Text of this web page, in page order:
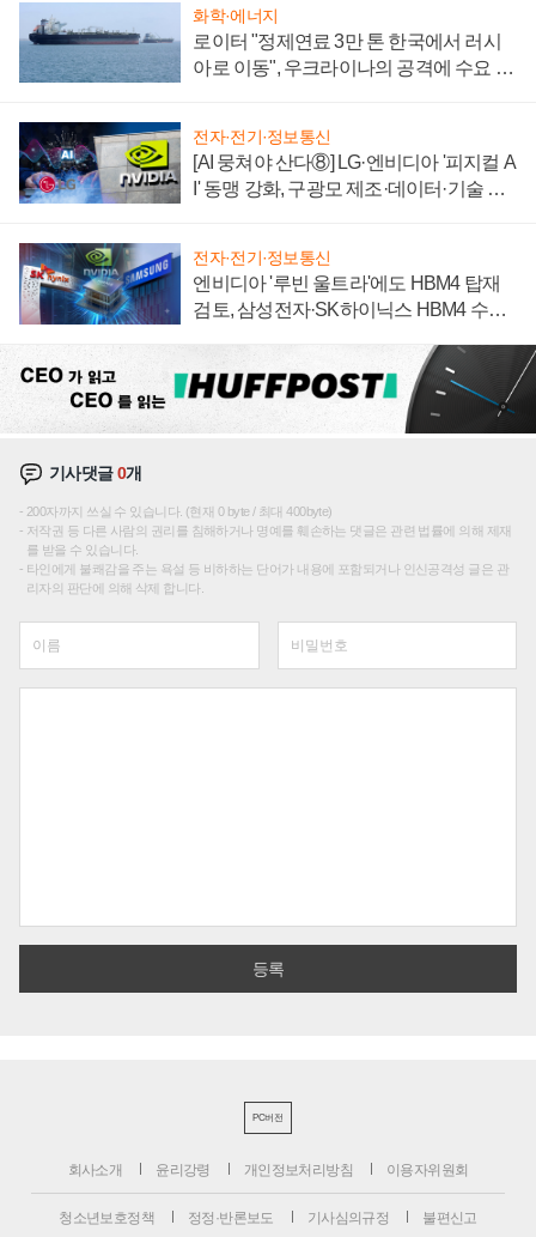
화학·에너지
로이터 "정제연료 3만 톤 한국에서 러시
아로 이동", 우크라이나의 공격에 수요 늘
전자·전기·정보통신
[AI 뭉쳐야 산다⑧] LG·엔비디아 '피지컬 A
I' 동맹 강화, 구광모 제조·데이터·기술 결
전자·전기·정보통신
엔비디아 '루빈 울트라'에도 HBM4 탑재
검토, 삼성전자·SK하이닉스 HBM4 수율
기사댓글0개
200자까지 쓰실 수 있습니다. (현재 0 byte / 최대 400byte)
저작권 등 다른 사람의 권리를 침해하거나 명예를 훼손하는 댓글은 관련 법률에 의해 제재
를 받을 수 있습니다.
타인에게 불쾌감을 주는 욕설 등 비하하는 단어가 내용에 포함되거나 인신공격성 글은 관
리자의 판단에 의해 삭제 합니다.
PC버전
회사소개 윤리강령 개인정보처리방침 이용자위원회
청소년보호정책 정정·반론보도 기사심의규정 불편신고